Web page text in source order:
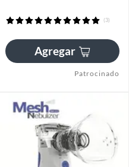
(3)
Agregar
Patrocinado